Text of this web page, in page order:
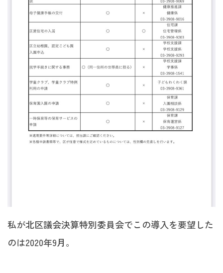
私が北区議会決算特別委員会でこの導入を要望した
のは2020年9月。